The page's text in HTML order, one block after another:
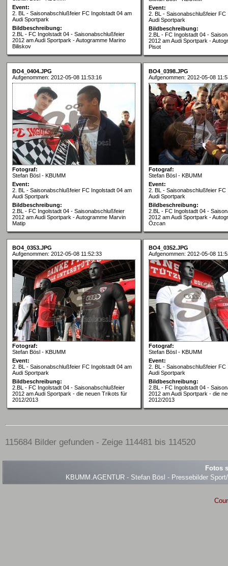
Event:
2. BL - Saisonabschlußfeier FC Ingolstadt 04 am
Audi Sportpark
Bildbeschreibung:
2.BL - FC Ingolstadt 04 - Saisonabschlußfeier
2012 am Audi Sportpark - Autogramme Marino
Biliskov
Event:
2. BL - Saisonabschlußfeier FC
Audi Sportpark
Bildbeschreibung:
2.BL - FC Ingolstadt 04 -
2012 am Audi Sportpark -
Pisot
BO4_0404.JPG
Aufgenommen: 2012-05-08 11:53:16
Fotograf:
Stefan Bösl - KBUMM
Event:
2. BL - Saisonabschlußfeier FC Ingolstadt 04 am
Audi Sportpark
Bildbeschreibung:
2.BL - FC Ingolstadt 04 - Saisonabschlußfeier
2012 am Audi Sportpark - Autogramme Marvin
Matip
BO4_0398.JPG
Aufgenommen: 2012-05-08
Fotograf:
Stefan Bösl - KBUMM
Event:
2. BL - Saisonabschlußfeier FC
Audi Sportpark
Bildbeschreibung:
2.BL - FC Ingolstadt 04 -
2012 am Audi Sportpark -
Özcan
BO4_0353.JPG
Aufgenommen: 2012-05-08 11:52:33
Fotograf:
Stefan Bösl - KBUMM
Event:
2. BL - Saisonabschlußfeier FC Ingolstadt 04 am
Audi Sportpark
Bildbeschreibung:
2.BL - FC Ingolstadt 04 - Saisonabschlußfeier
2012 am Audi Sportpark - die neuen Trikots für
2012/2013
BO4_0352.JPG
Aufgenommen: 2012-05-08
Fotograf:
Stefan Bösl - KBUMM
Event:
2. BL - Saisonabschlußfeier FC
Audi Sportpark
Bildbeschreibung:
2.BL - FC Ingolstadt 04 -
2012 am Audi Sportpark - die
2012/2013
115684 Bilder gefunden - Zeige 114481 bis 114520
Fotos
KBUMM.AGENTUR - Stefan Bösl - Pressebilder